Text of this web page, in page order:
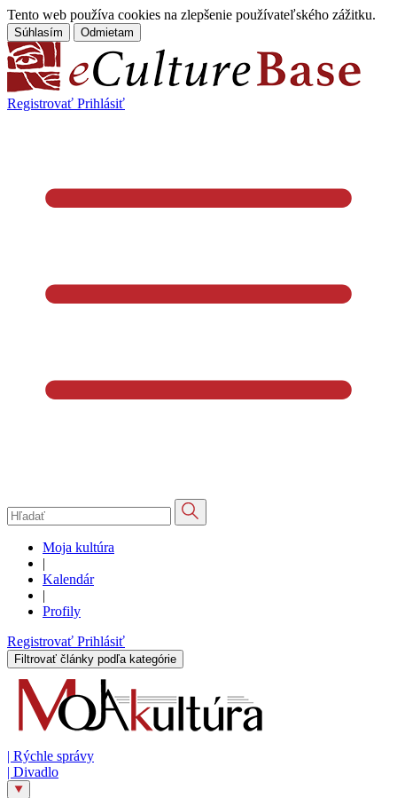
Tento web používa cookies na zlepšenie používateľského zážitku.
Súhlasím Odmietam
Registrovať Prihlásiť
Moja kultúra
|
Kalendár
|
Profily
Registrovať Prihlásiť
Filtrovať články podľa kategórie
| Rýchle správy
| Divadlo